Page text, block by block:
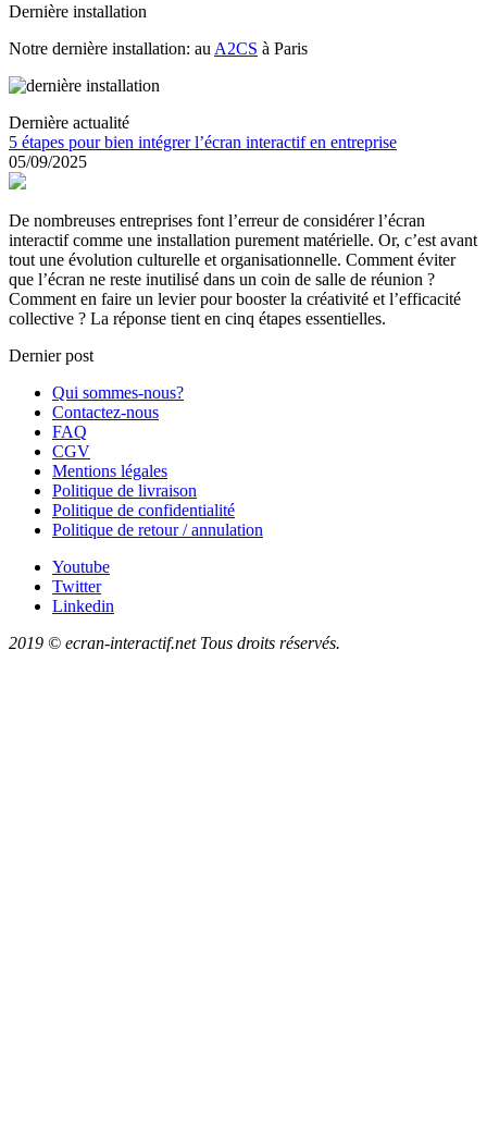
Dernière installation
Notre dernière installation: au A2CS à Paris
Dernière actualité
5 étapes pour bien intégrer l’écran interactif en entreprise
05/09/2025
De nombreuses entreprises font l’erreur de considérer l’écran
interactif comme une installation purement matérielle. Or, c’est avant
tout une évolution culturelle et organisationnelle. Comment éviter
que l’écran ne reste inutilisé dans un coin de salle de réunion ?
Comment en faire un levier pour booster la créativité et l’efficacité
collective ? La réponse tient en cinq étapes essentielles.
Dernier post
Qui sommes-nous?
Contactez-nous
FAQ
CGV
Mentions légales
Politique de livraison
Politique de confidentialité
Politique de retour / annulation
Youtube
Twitter
Linkedin
2019 © ecran-interactif.net Tous droits réservés.